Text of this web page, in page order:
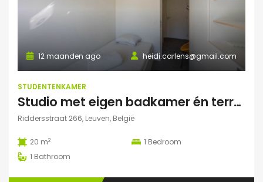
heidi.carlens@gmail.com
12 maanden ago
STUDENTENKAMER
Studio met eigen badkamer én terrasje
Riddersstraat 266, Leuven, België
20 m2 1 Bedroom
1 Bathroom